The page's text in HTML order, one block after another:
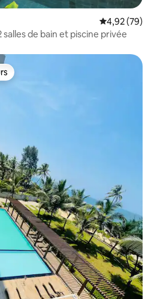
Évaluation
4,92 (79)
salles de bain et piscine privée